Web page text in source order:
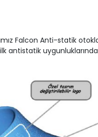
Falcon Anti-statik
antistatik